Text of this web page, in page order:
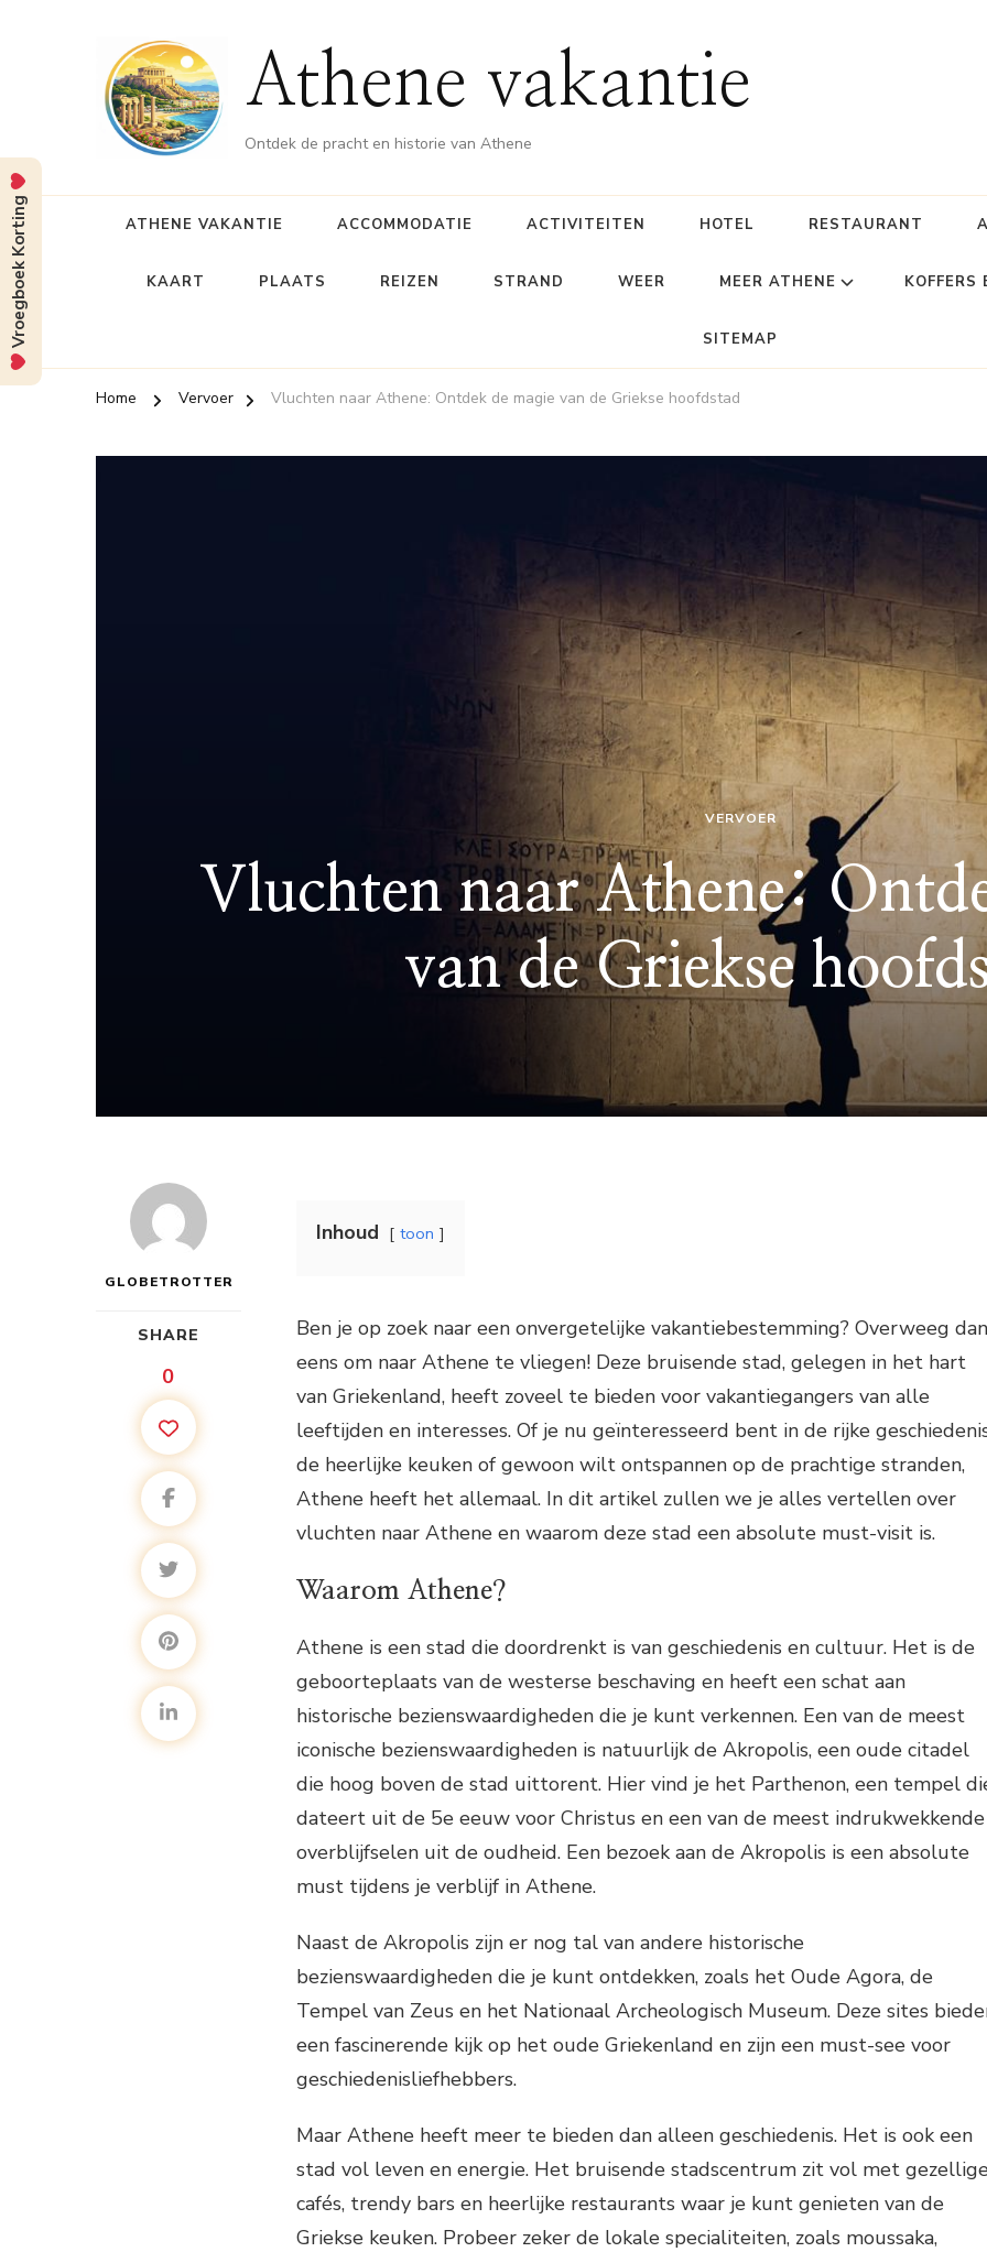
Athene vakantie
Ontdek de pracht en historie van Athene
ATHENE VAKANTIE ACCOMMODATIE ACTIVITEITEN HOTEL RESTAURANT
KAART PLAATS REIZEN STRAND WEER MEER ATHENE KOFFERS
SITEMAP
Home Vervoer Vluchten naar Athene: Ontdek de magie van de Griekse hoofdstad
VERVOER
Vluchten naar Athene:
van de Griekse
GLOBETROTTER
SHARE
0
Inhoud toon
Ben je op zoek naar een onvergetelijke vakantiebestemming? Overweeg dan
eens om naar Athene te vliegen! Deze bruisende stad, gelegen in het hart
van Griekenland, heeft zoveel te bieden voor vakantiegangers van alle
leeftijden en interesses. Of je nu geïnteresseerd bent in de rijke
de heerlijke keuken of gewoon wilt ontspannen op de prachtige stranden,
Athene heeft het allemaal. In dit artikel zullen we je alles vertellen over
vluchten naar Athene en waarom deze stad een absolute must-visit is.
Waarom Athene?
Athene is een stad die doordrenkt is van geschiedenis en cultuur. Het is de
geboorteplaats van de westerse beschaving en heeft een schat aan
historische bezienswaardigheden die je kunt verkennen. Een van de meest
iconische bezienswaardigheden is natuurlijk de Akropolis, een oude citadel
die hoog boven de stad uittorent. Hier vind je het Parthenon, een tempel
dateert uit de 5e eeuw voor Christus en een van de meest indrukwekkende
overblijfselen uit de oudheid. Een bezoek aan de Akropolis is een absolute
must tijdens je verblijf in Athene.
Naast de Akropolis zijn er nog tal van andere historische
bezienswaardigheden die je kunt ontdekken, zoals het Oude Agora, de
Tempel van Zeus en het Nationaal Archeologisch Museum. Deze sites
een fascinerende kijk op het oude Griekenland en zijn een must-see voor
geschiedenisliefhebbers.
Maar Athene heeft meer te bieden dan alleen geschiedenis. Het is ook een
stad vol leven en energie. Het bruisende stadscentrum zit vol met
cafés, trendy bars en heerlijke restaurants waar je kunt genieten van de
Griekse keuken. Probeer zeker de lokale specialiteiten, zoals moussaka,
Vroegboek Korting